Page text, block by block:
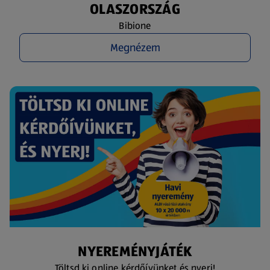
OLASZORSZÁG
Bibione
Megnézem
NYEREMÉNYJÁTÉK